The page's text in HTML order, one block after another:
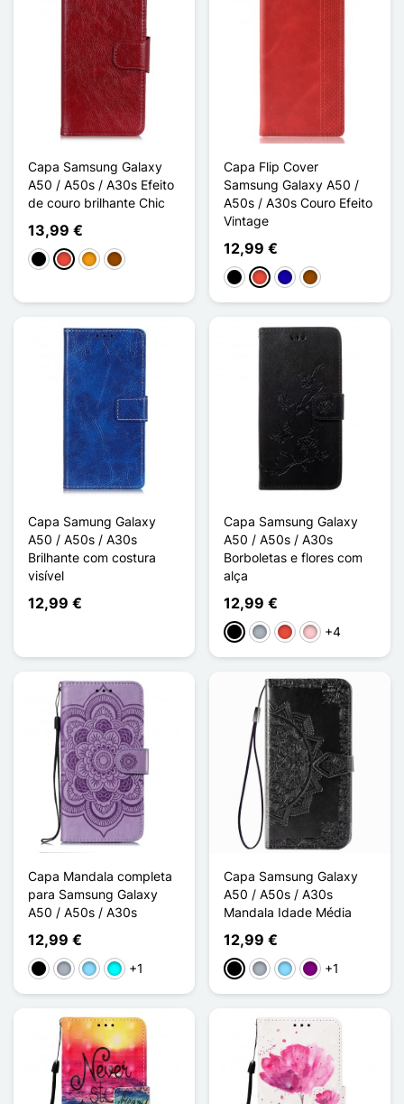
Capa Samsung Galaxy
A50 / A50s / A30s Efeito
de couro brilhante Chic
13,99 €
PretoVermelho
LaranjaCastanho
Capa Flip Cover
Samsung Galaxy A50 /
A50s / A30s Couro Efeito
Vintage
12,99 €
PretoVermelhoAzul Escuro
Castanho
Capa Samung Galaxy
A50 / A50s / A30s
Brilhante com costura
visível
12,99 €
Capa Samsung Galaxy
A50 / A50s / A30s
Borboletas e flores com
alça
12,99 €
PretoCinzentoVermelho
Rosa+4
Capa Mandala completa
para Samsung Galaxy
A50 / A50s / A30s
12,99 €
PretoCinzentoAzul Claro
Ciano
+1
Capa Samsung Galaxy
A50 / A50s / A30s
Mandala Idade Média
12,99 €
PretoCinzentoAzul Claro
Púrpura
+1